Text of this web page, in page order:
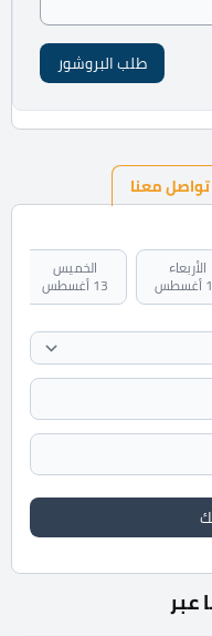
طلب البروشور
تواصل معنا
الأربعاء الخميس
13 أغسطس
عبر